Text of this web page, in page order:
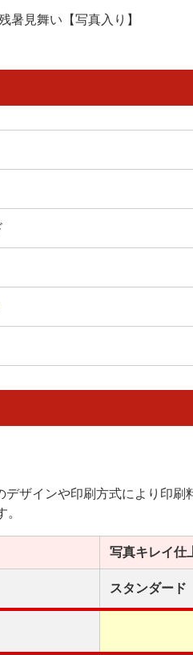
暑見舞い【写真入り】
ザインや印刷方式により印
写真キレイ仕
スタンダード